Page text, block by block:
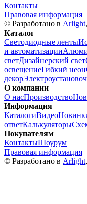
Контакты
Правовая информация
© Разработано в Arlight
Каталог
Светодиодные ленты
и автоматизации
светДизайнерский свет
освещениеГибкий неон
декор
О компании
О насПроизводство
Информация
КаталогиВидео
ответКалькуляторы
Покупателям
КонтактыШоурум
Правовая информация
© Разработано в Arlight